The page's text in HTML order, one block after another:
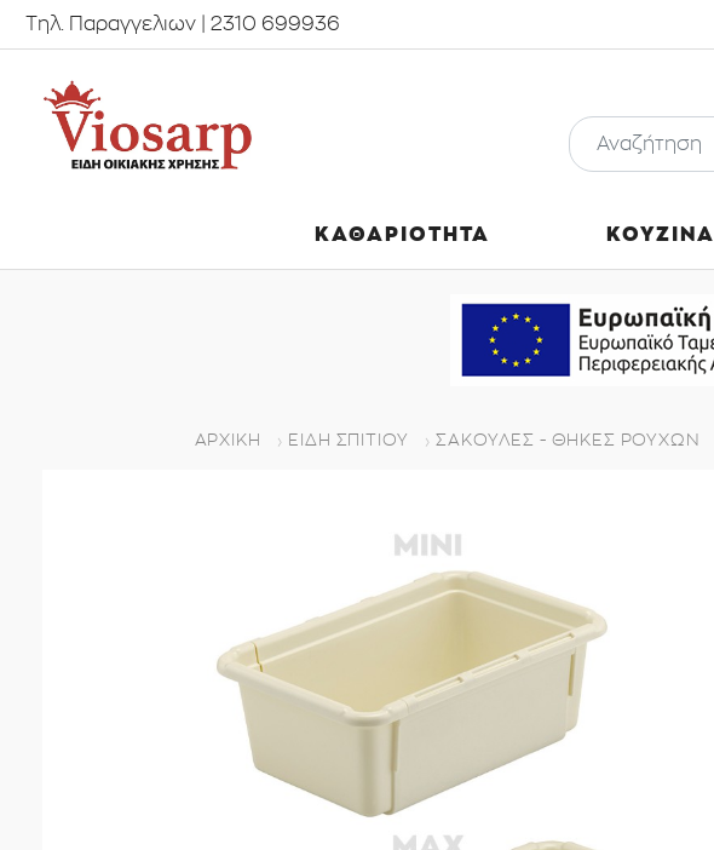
Τηλ. Παραγγελιων | 2310 699936
ΚΑΘΑΡΙΟΤΗΤΑ ΚΟΥΖΙΝΑ
ΑΡΧΙΚΉ ΕΊΔΗ ΣΠΙΤΙΟΎ ΣΑΚΟΥΛΕΣ - ΘΗΚΕΣ ΡΟΥΧΩΝ